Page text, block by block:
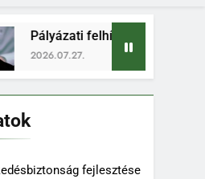
(módosított) ingatlan
fejlesztése